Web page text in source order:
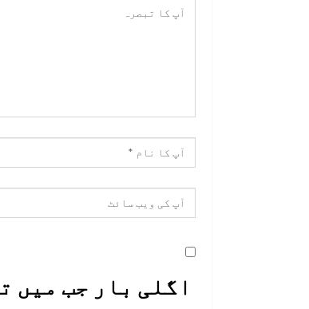
اگلی بار جب میں